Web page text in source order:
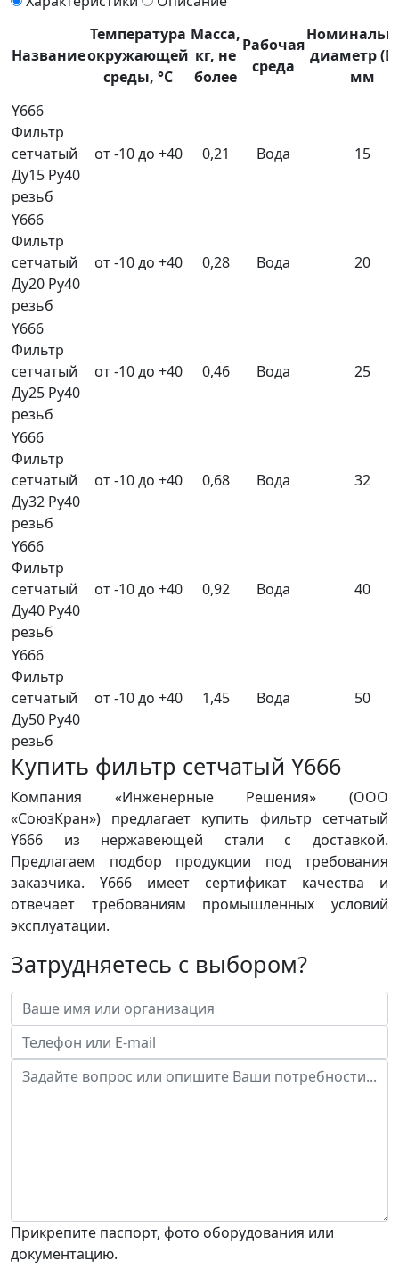
Название
Температура
окружающей
среды, °С
Масса,
кг, не
более
Рабочая
среда
диаметр
мм
Y666
Фильтр
сетчатый
Ду15 Ру40
резьб
от -10 до +40 0,21 Вода 15
Y666
Фильтр
сетчатый
Ду20 Ру40
резьб
от -10 до +40 0,28 Вода 20
Y666
Фильтр
сетчатый
Ду25 Ру40
резьб
от -10 до +40 0,46 Вода 25
Y666
Фильтр
сетчатый
Ду32 Ру40
резьб
от -10 до +40 0,68 Вода 32
Y666
Фильтр
сетчатый
Ду40 Ру40
резьб
от -10 до +40 0,92 Вода 40
Y666
Фильтр
сетчатый
Ду50 Ру40
резьб
от -10 до +40 1,45 Вода 50
Купить фильтр сетчатый Y666
Компания «Инженерные Решения» (ООО
«СоюзКран») предлагает купить фильтр сетчатый
Y666 из нержавеющей стали с доставкой.
Предлагаем подбор продукции под требования
заказчика. Y666 имеет сертификат качества и
отвечает требованиям промышленных условий
эксплуатации.
Затрудняетесь с выбором?
Прикрепите паспорт, фото оборудования или
документацию.